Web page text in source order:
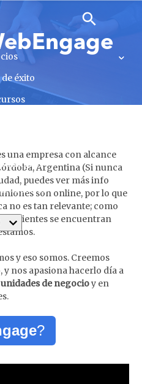
de éxito
Insights
nosotros
search
close
una empresa con alcance
Argentina (Si nunca
puedes ver más info
son online, por lo que
no es tan relevante; como
clientes se encuentran
y eso somos. Creemos
nos apasiona hacerlo día a
unidades de negocioy en
?